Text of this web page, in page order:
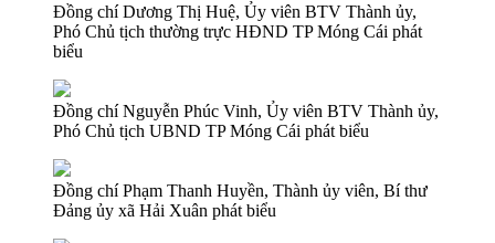
Đồng chí Dương Thị Huệ, Ủy viên BTV Thành ủy,
Phó Chủ tịch thường trực HĐND TP Móng Cái phát
biểu
Đồng chí Nguyễn Phúc Vinh, Ủy viên BTV Thành ủy,
Phó Chủ tịch UBND TP Móng Cái phát biểu
Đồng chí Phạm Thanh Huyền, Thành ủy viên, Bí thư
Đảng ủy xã Hải Xuân phát biểu